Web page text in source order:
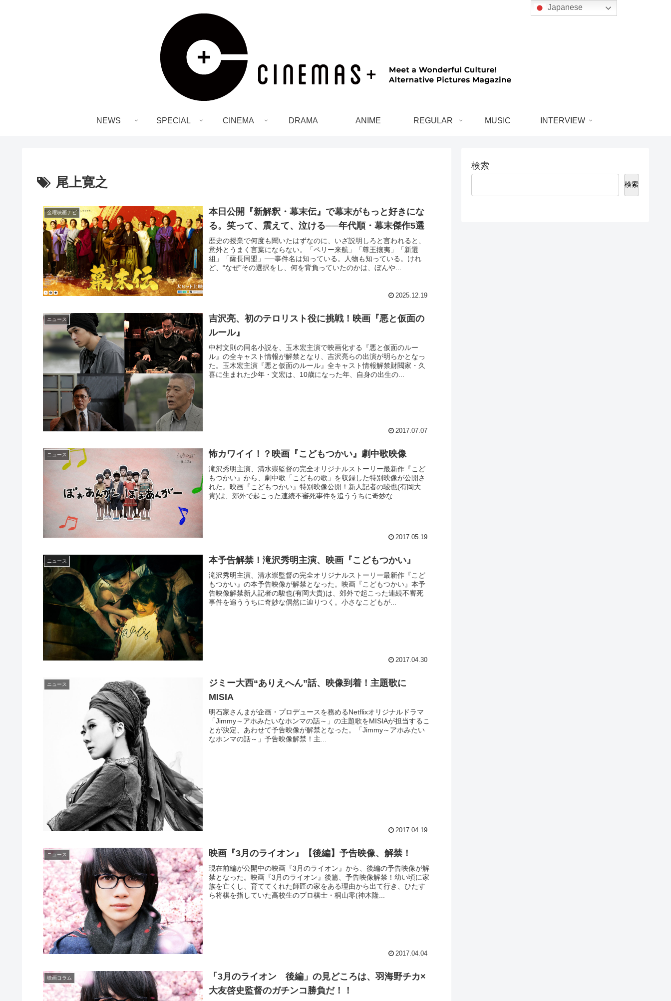
NEWS SPECIAL CINEMA DRAMA ANIME REGULAR MUSIC INTERVIEW
尾上寛之
金曜映画ナビ
本日公開『新解釈・幕末伝』で幕末がもっと好きにな
る。笑って、震えて、泣ける──年代順・幕末傑作5選
歴史の授業で何度も聞いたはずなのに、いざ説明しろと言われると、
意外とうまく言葉にならない。「ペリー来航」「尊王攘夷」「新選
組」「薩長同盟」──事件名は知っている。人物も知っている。けれ
ど、“なぜ”その選択をし、何を背負っていたのかは、ぼんや...
2025.12.19
ニュース
吉沢亮、初のテロリスト役に挑戦！映画『悪と仮面の
ルール』
中村文則の同名小説を、玉木宏主演で映画化する『悪と仮面のルー
ル』の全キャスト情報が解禁となり、吉沢亮らの出演が明らかとなっ
た。玉木宏主演『悪と仮面のルール』全キャスト情報解禁財閥家・久
喜に⽣まれた少年・文宏は、10歳になった年、⾃⾝の出⽣の...
2017.07.07
ニュース 怖カワイイ！？映画『こどもつかい』劇中歌映像
滝沢秀明主演、清水崇監督の完全オリジナルストーリー最新作『こど
もつかい』から、劇中歌「こどもの歌」を収録した特別映像が公開さ
れた。映画『こどもつかい』特別映像公開！新人記者の駿也(有岡大
貴)は、郊外で起こった連続不審死事件を追ううちに奇妙な...
2017.05.19
ニュース 本予告解禁！滝沢秀明主演、映画『こどもつかい』
滝沢秀明主演、清水崇監督の完全オリジナルストーリー最新作『こど
もつかい』の本予告映像が解禁となった。映画『こどもつかい』本予
告映像解禁新人記者の駿也(有岡大貴)は、郊外で起こった連続不審死
事件を追ううちに奇妙な偶然に辿りつく。小さなこどもが...
2017.04.30
ニュース
ジミー大西“ありえへん”話、映像到着！主題歌に
MISIA
明石家さんまが企画・プロデュースを務めるNetflixオリジナルドラマ
「Jimmy～アホみたいなホンマの話～」の主題歌をMISIAが担当するこ
とが決定、あわせて予告映像が解禁となった。「Jimmy～アホみたい
なホンマの話～」予告映像解禁！主...
2017.04.19
ニュース 映画『3月のライオン』【後編】予告映像、解禁！
現在前編が公開中の映画『3月のライオン』から、後編の予告映像が解
禁となった。映画『3月のライオン』後篇、予告映像解禁！幼い頃に家
族を亡くし、育ててくれた師匠の家をある理由から出て行き、ひたす
ら将棋を指していた高校生のプロ棋士・桐山零(神木隆...
2017.04.04
映画コラム
「3月のライオン 後編」の見どころは、羽海野チカ×
大友啓史監督のガチンコ勝負だ！！
検索
検索
Japanese